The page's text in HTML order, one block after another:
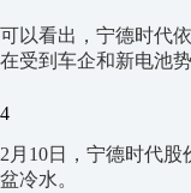
可以看出，宁德时代
在受到车企和新电池势
4
2月10日，宁德时代股
盆冷水。